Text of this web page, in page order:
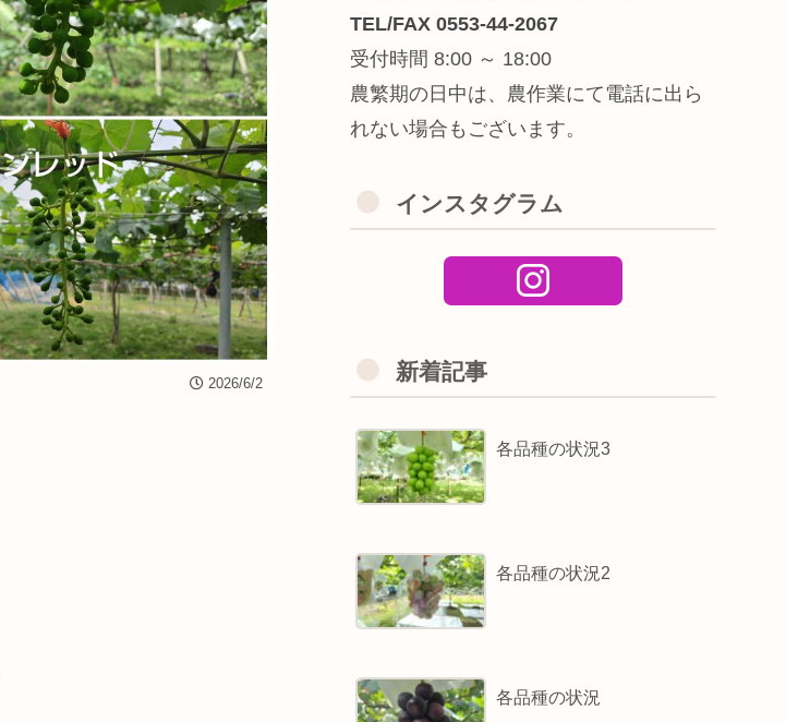
2026/6/2
TEL/FAX 0553-44-2067
受付時間 8:00 ～ 18:00
農繁期の日中は、農作業にて電話に出ら
れない場合もございます。
インスタグラム
新着記事
各品種の状況3
各品種の状況2
各品種の状況